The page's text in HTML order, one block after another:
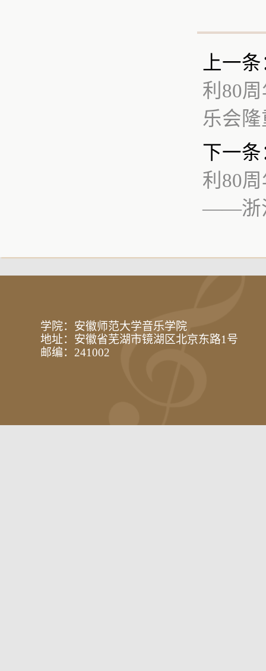
上一条
利80
乐会
下一条
利80
——浙
学院：安徽师范大学音乐学院
地址：安徽省芜湖市镜湖区北京东路1号
邮编：241002